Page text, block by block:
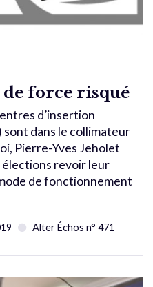
force risqué
d’insertion
dans le collimateur
Pierre-Yves Jeholet
élections revoir leur
de fonctionnement
Alter Échos n° 471